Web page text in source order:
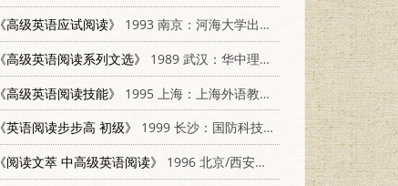
《高级英语应试阅读》
1993 南京：河海大学出版社 7563005293
《高级英语阅读系列文选》
1989 武汉：华中理工大学出版社 7560903991
《高级英语阅读技能》
1995 上海：上海外语教育出版社 7810099663
《英语阅读步步高 初级》
1999 长沙：国防科技大学出版社 7810245864
《阅读文萃 中高级英语阅读》
1996 北京/西安：世界图书出版公司 750622402X